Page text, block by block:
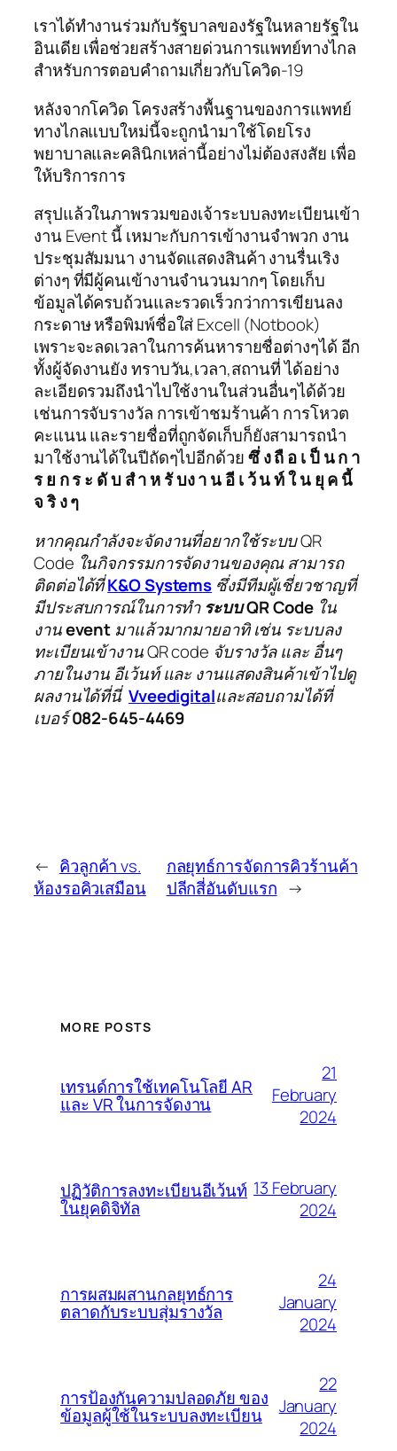
เราได้ทำงานร่วมกับรัฐบาลของรัฐในหลายรัฐใน
อินเดีย เพื่อช่วยสร้างสายด่วนการแพทย์ทางไกล
สำหรับการตอบคำถามเกี่ยวกับโควิด-19
หลังจากโควิด โครงสร้างพื้นฐานของการแพทย์
ทางไกลแบบใหม่นี้จะถูกนำมาใช้โดยโรง
พยาบาลและคลินิกเหล่านี้อย่างไม่ต้องสงสัย เพื่อ
ให้บริการการ
สรุปแล้วในภาพรวมของเจ้าระบบลงทะเบียนเข้า
งาน Event นี้ เหมาะกับการเข้างานจำพวก งาน
ประชุมสัมมนา งานจัดแสดงสินค้า งานรื่นเริง
ต่างๆ ที่มีผู้คนเข้างานจำนวนมากๆ โดยเก็บ
ข้อมูลได้ครบถ้วนและรวดเร็วกว่าการเขียนลง
กระดาษ หรือพิมพ์ชื่อใส่ Excell (Notbook)
เพราะจะลดเวลาในการค้นหารายชื่อต่างๆได้ อีก
ทั้งผู้จัดงานยัง ทราบวัน,เวลา,สถานที่ ได้อย่าง
ละเอียดรวมถึงนำไปใช้งานในส่วนอื่นๆได้ด้วย
เช่นการจับรางวัล การเข้าชมร้านค้า การโหวต
คะแนน และรายชื่อที่ถูกจัดเก็บก็ยังสามารถนำ
มาใช้งานได้ในปีถัดๆไปอีกด้วยซึ่ ง ถื อ เ ป็ น ก า
ร ย ก ร ะ ดั บ สํ า ห รั บง า น อี เ ว้ น ท์ ใ น ยุ ค นี้
จ ริ ง ๆ
หากคุณกำลังจะจัดงานที่อยากใช้ระบบ QR
Code ในกิจกรรมการจัดงานของคุณ สามารถ
ติดต่อได้ที่K&O Systems ซึ่งมีทีมผู้เชี่ยวชาญที่
มีประสบการณ์ในการทำระบบ QR Code ใน
งานevent มาแล้วมากมายอาทิ เช่น ระบบลง
ทะเบียนเข้างาน QR code จับรางวัล และ อื่นๆ
ภายในงาน อีเว้นท์ และ งานแสดงสินค้าเข้าไปดู
ผลงานได้ที่นี่ Vveedigitalและสอบถามได้ที่
เบอร์082-645-4469
← คิวลูกค้า vs.
ห้องรอคิวเสมือน
กลยุทธ์การจัดการคิวร้านค้า
ปลีกสี่อันดับแรก →
MORE POSTS
เทรนด์การใช้เทคโนโลยี AR
และ VR ในการจัดงาน
21
February
2024
ปฏิวัติการลงทะเบียนอีเว้นท์
ในยุคดิจิทัล
13 February
2024
การผสมผสานกลยุทธ์การ
ตลาดกับระบบสุ่มรางวัล
24
January
2024
การป้องกันความปลอดภัย ของ
ข้อมูลผู้ใช้ในระบบลงทะเบียน
22
January
2024